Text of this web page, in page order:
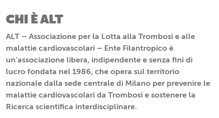
CHI È ALT
ALT – Associazione per la Lotta alla Trombosi e alle
malattie cardiovascolari – Ente Filantropico è
un’associazione libera, indipendente e senza fini di
lucro fondata nel 1986, che opera sul territorio
nazionale dalla sede centrale di Milano per prevenire le
malattie cardiovascolari da Trombosi e sostenere la
Ricerca scientifica interdisciplinare.